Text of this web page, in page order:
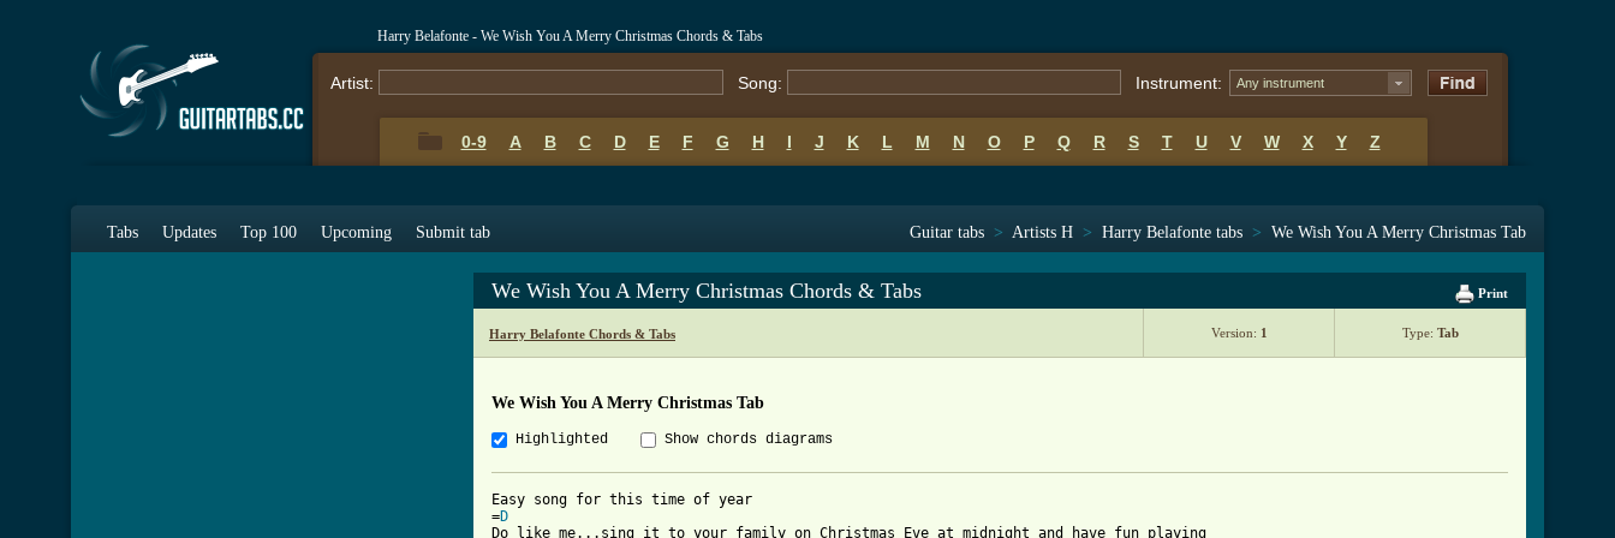
Harry Belafonte - We Wish You A Merry Christmas Chords & Tabs
Artist: Song: Instrument: Any instrument
0-9 A B C D E F G H I J K L M N O P Q R S T U V W X Y Z
Tabs Updates Top 100 Upcoming Submit tab Guitar tabs > Artists H > Harry Belafonte tabs > We Wish You A Merry Christmas Tab
Print
We Wish You A Merry Christmas Chords & Tabs
Harry Belafonte Chords & Tabs Version: 1 Type: Tab
We Wish You A Merry Christmas Tab
Highlighted Show chords diagrams
Easy song for this time of year
=D
Do like me...sing it to your family on Christmas Eve at midnight and have fun playing